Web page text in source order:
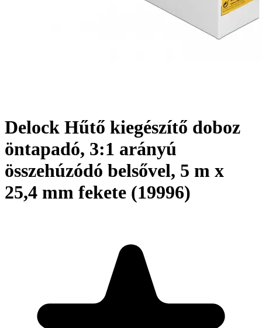
Delock Hűtő kiegészítő doboz
öntapadó, 3:1 arányú
összehúzódó belsővel, 5 m x
25,4 mm fekete (19996)